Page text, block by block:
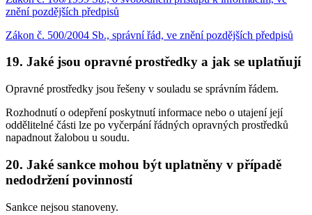
znění pozdějších předpisů
Zákon č. 500/2004 Sb., správní řád, ve znění pozdějších předpisů
19. Jaké jsou opravné prostředky a jak se uplatňují
Opravné prostředky jsou řešeny v souladu se správním řádem.
Rozhodnutí o odepření poskytnutí informace nebo o utajení její
oddělitelné části lze po vyčerpání řádných opravných prostředků
napadnout žalobou u soudu.
20. Jaké sankce mohou být uplatněny v případě
nedodržení povinností
Sankce nejsou stanoveny.